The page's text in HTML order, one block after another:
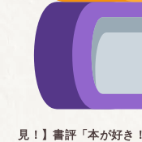
見！】書評「本が好き